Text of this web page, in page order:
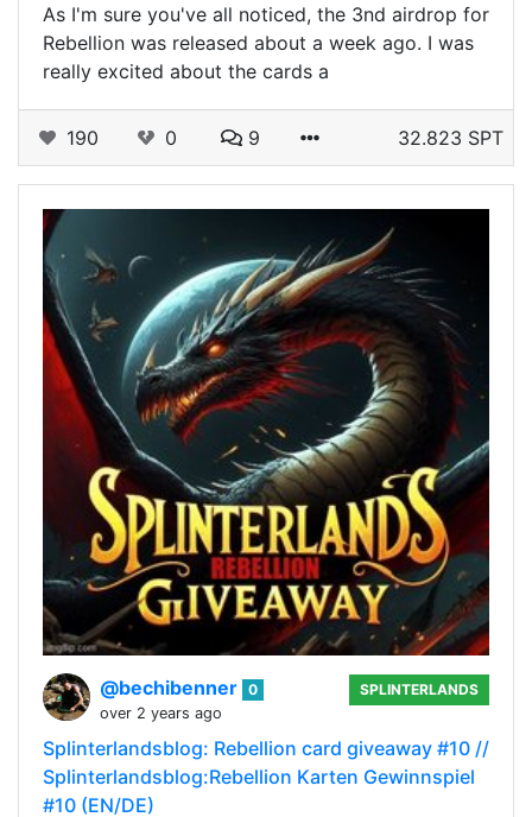
As I'm sure you've all noticed, the 3nd airdrop for
Rebellion was released about a week ago. I was
really excited about the cards a
190 0 9 32.823 SPT
@bechibenner 0
over 2 years ago
SPLINTERLANDS
Splinterlandsblog: Rebellion card giveaway #10 //
Splinterlandsblog:Rebellion Karten Gewinnspiel
#10 (EN/DE)